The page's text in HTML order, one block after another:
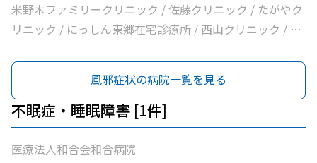
米野木ファミリークリニック / 佐藤クリニック / たがやク
リニック / にっしん東郷在宅診療所 / 西山クリニック / 医
外科三好クリニック / みすクリニック / たきざわ胃腸科外
科 / 医療法人白宇会天王内科 / 永井医院 / みよし市民病院
風邪症状の病院一覧を見る
不眠症・睡眠障害 [1件]
医療法人和合会和合病院